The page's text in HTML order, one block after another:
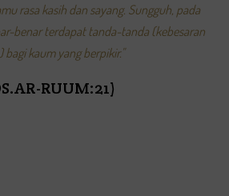
rasa kasih dan sayang. Sungguh, pada
benar terdapat tanda-tanda (kebesaran
bagi kaum yang berpikir."
RUUM:21)